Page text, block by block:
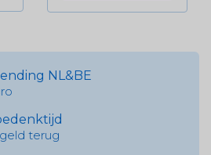
NL&BE
terug